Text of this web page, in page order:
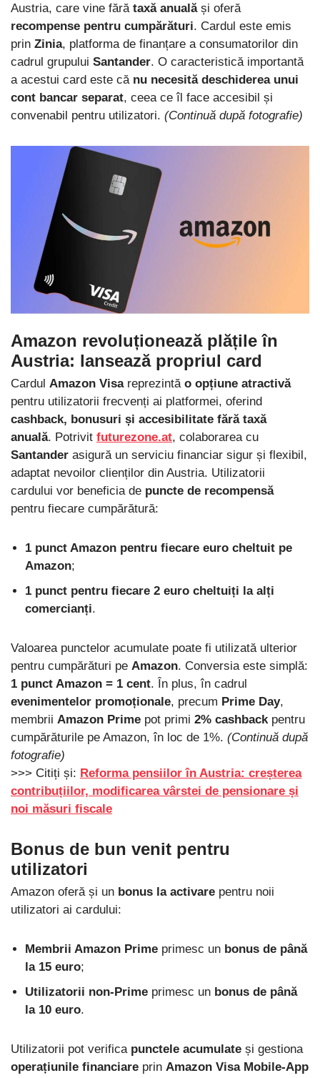
Austria, care vine fără taxă anualăși oferă
recompense pentru cumpărături. Cardul este emis
prin Zinia, platforma de finanțare a consumatorilor din
cadrul grupului Santander. O caracteristică importantă
a acestui card este că nu necesită deschiderea unui
cont bancar separat, ceea ce îl face accesibil și
convenabil pentru utilizatori. (Continuă după fotografie)
Amazon revoluționează plățile în
Austria: lansează propriul card
Cardul Amazon Visareprezintă o opțiune atractivă
pentru utilizatorii frecvenți ai platformei, oferind
cashback, bonusuri și accesibilitate fără taxă
anuală. Potrivit futurezone.at, colaborarea cu
Santander asigură un serviciu financiar sigur și flexibil,
adaptat nevoilor clienților din Austria. Utilizatorii
cardului vor beneficia de puncte de recompensă
pentru fiecare cumpărătură:
1 punct Amazon pentru fiecare euro cheltuit pe
Amazon;
1 punct pentru fiecare 2 euro cheltuiți la alți
comercianți.
Valoarea punctelor acumulate poate fi utilizată ulterior
pentru cumpărături pe Amazon. Conversia este simplă:
1 punct Amazon = 1 cent. În plus, în cadrul
evenimentelor promoționale, precum Prime Day,
membrii Amazon Prime pot primi 2% cashbackpentru
cumpărăturile pe Amazon, în loc de 1%. (Continuă după
fotografie)
>>> Citiți și: Reforma pensiilor în Austria: creșterea
contribuțiilor, modificarea vârstei de pensionare și
noi măsuri fiscale
Bonus de bun venit pentru
utilizatori
Amazon oferă și un bonus la activare pentru noii
utilizatori ai cardului:
Membrii Amazon Prime primesc un bonus de până
la 15 euro;
Utilizatorii non-Prime primesc un bonus de până
la 10 euro.
Utilizatorii pot verifica punctele acumulate și gestiona
operațiunile financiare prin Amazon Visa Mobile-App